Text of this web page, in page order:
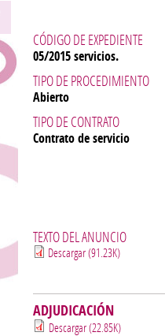
CÓDIGO DE EXPEDIENTE
05/2015 servicios.
TIPO DE PROCEDIMIENTO
Abierto
TIPO DE CONTRATO
Contrato de servicio
TEXTO DEL ANUNCIO
Descargar (91.23K)
ADJUDICACIÓN
Descargar (22.85K)